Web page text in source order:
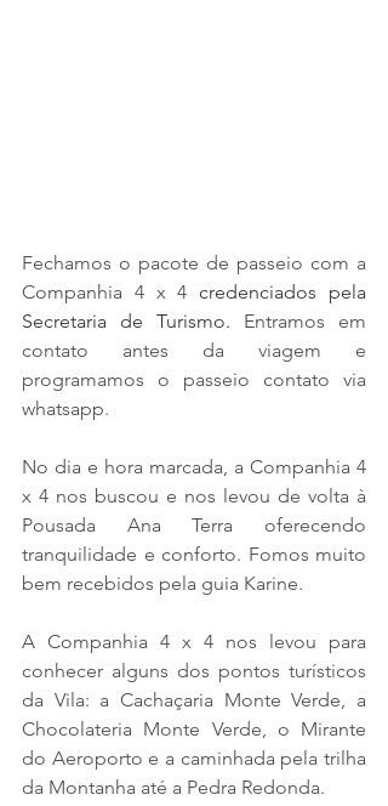
Fechamos o pacote de passeio com a
Companhia 4 x 4 credenciados pela
Secretaria de Turismo. Entramos em
contato antes da viagem e
programamos o passeio contato via
whatsapp.
No dia e hora marcada, a Companhia 4
x 4 nos buscou e nos levou de volta à
Pousada Ana Terra oferecendo
tranquilidade e conforto. Fomos muito
bem recebidos pela guia Karine.
A Companhia 4 x 4 nos levou para
conhecer alguns dos pontos turísticos
da Vila: a Cachaçaria Monte Verde, a
Chocolateria Monte Verde, o Mirante
do Aeroporto e a caminhada pela trilha
da Montanha até a Pedra Redonda.